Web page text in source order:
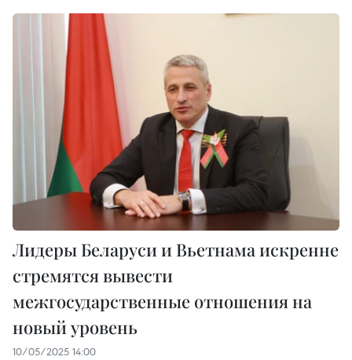
Лидеры Беларуси и Вьетнама искренне
стремятся вывести
межгосударственные отношения на
новый уровень
10/05/2025 14:00